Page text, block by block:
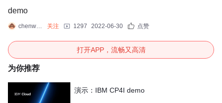
demo
chenwr727 关注 1297 2022-06-30 点赞
打开APP，流畅又高清
为你推荐
演示：IBM CP4I demo